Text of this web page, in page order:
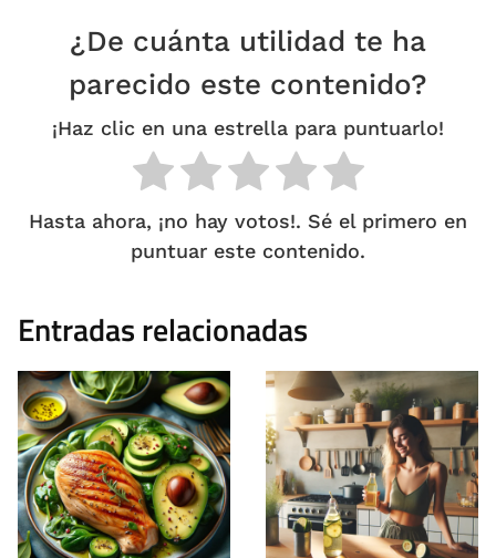
¿De cuánta utilidad te ha
parecido este contenido?
¡Haz clic en una estrella para puntuarlo!
Hasta ahora, ¡no hay votos!. Sé el primero en
puntuar este contenido.
Entradas relacionadas